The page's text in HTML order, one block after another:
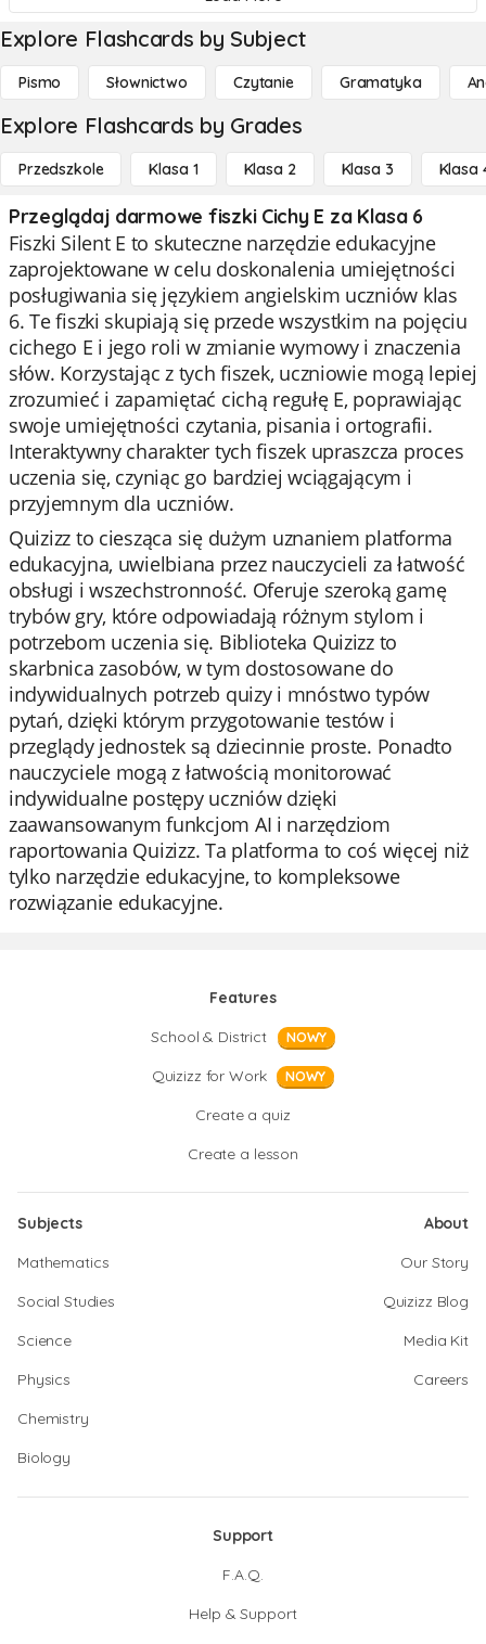
Explore Flashcards by Subject
Pismo Słownictwo Czytanie Gramatyka
Explore Flashcards by Grades
Przedszkole Klasa 1 Klasa 2 Klasa 3 Klasa
Przeglądaj darmowe fiszki Cichy E za Klasa 6
Fiszki Silent E to skuteczne narzędzie edukacyjne
zaprojektowane w celu doskonalenia umiejętności
posługiwania się językiem angielskim uczniów klas
6. Te fiszki skupiają się przede wszystkim na pojęciu
cichego E i jego roli w zmianie wymowy i znaczenia
słów. Korzystając z tych fiszek, uczniowie mogą lepiej
zrozumieć i zapamiętać cichą regułę E, poprawiając
swoje umiejętności czytania, pisania i ortografii.
Interaktywny charakter tych fiszek upraszcza proces
uczenia się, czyniąc go bardziej wciągającym i
przyjemnym dla uczniów.
Quizizz to ciesząca się dużym uznaniem platforma
edukacyjna, uwielbiana przez nauczycieli za łatwość
obsługi i wszechstronność. Oferuje szeroką gamę
trybów gry, które odpowiadają różnym stylom i
potrzebom uczenia się. Biblioteka Quizizz to
skarbnica zasobów, w tym dostosowane do
indywidualnych potrzeb quizy i mnóstwo typów
pytań, dzięki którym przygotowanie testów i
przeglądy jednostek są dziecinnie proste. Ponadto
nauczyciele mogą z łatwością monitorować
indywidualne postępy uczniów dzięki
zaawansowanym funkcjom AI i narzędziom
raportowania Quizizz. Ta platforma to coś więcej niż
tylko narzędzie edukacyjne, to kompleksowe
rozwiązanie edukacyjne.
Features
School & District
NOWY
Quizizz for Work NOWY
Create a quiz
Create a lesson
Subjects
Mathematics
Social Studies
Science
Physics
Chemistry
Biology
About
Our Story
Quizizz Blog
Media Kit
Careers
Support
F.A.Q.
Help & Support